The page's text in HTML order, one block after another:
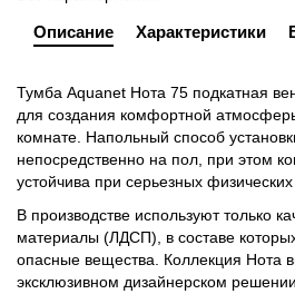
Описание Характеристики
Тумба Aquanet Нота 75 подкатная
для создания комфортной
комнате. Напольный способ
непосредственно на пол, при этом
устойчива при серьезных физических
В производстве используют только
материалы (ЛДСП), в составе
опасные вещества. Коллекция Нота
эксклюзивном дизайнерском